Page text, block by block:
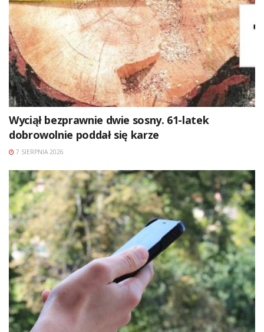
Wyciął bezprawnie dwie sosny. 61-latek
dobrowolnie poddał się karze
7 SIERPNIA 2026